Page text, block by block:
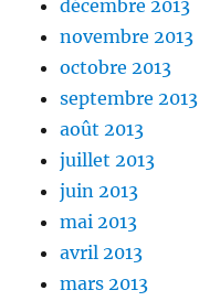
décembre 2013
novembre 2013
octobre 2013
septembre 2013
août 2013
juillet 2013
juin 2013
mai 2013
avril 2013
mars 2013